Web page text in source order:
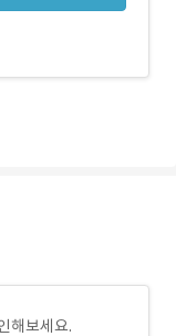
해보세요.